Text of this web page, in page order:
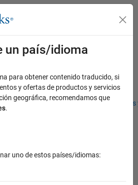
de empleo Oficinas locales
un país/idioma
para obtener contenido traducido, si
y ofertas de productos y servicios
geográfica, recomendamos que
.
uno de estos países/idiomas: